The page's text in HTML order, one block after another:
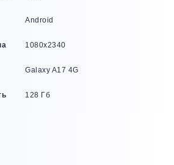
Android
1080х2340
Galaxy A17 4G
128 Гб